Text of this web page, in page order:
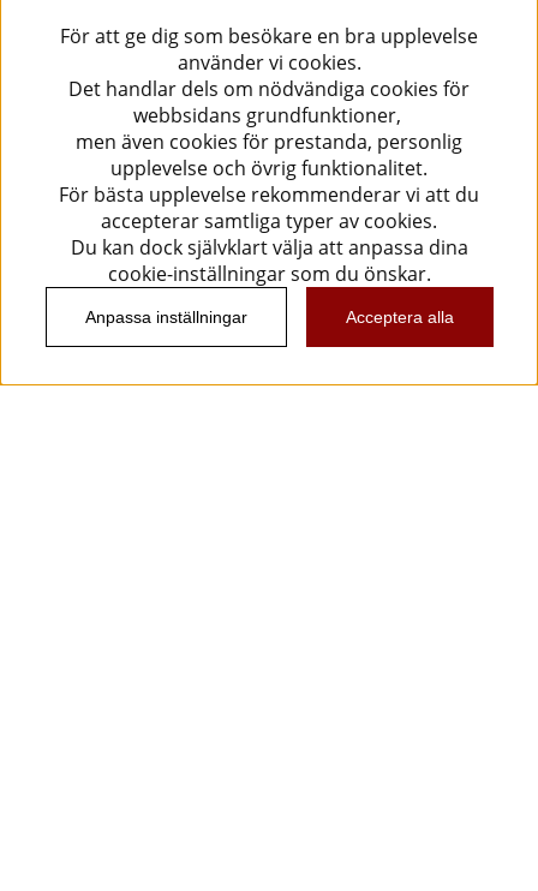
För att ge dig som besökare en bra upplevelse
använder vi cookies.
Det handlar dels om nödvändiga cookies för
webbsidans grundfunktioner,
men även cookies för prestanda, personlig
upplevelse och övrig funktionalitet.
För bästa upplevelse rekommenderar vi att du
accepterar samtliga typer av cookies.
Du kan dock självklart välja att anpassa dina
cookie-inställningar som du önskar.
Anpassa inställningar Acceptera alla